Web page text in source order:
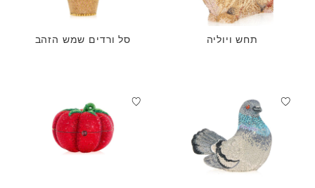
תחש ויוליה סל ורדים שמש הזהב